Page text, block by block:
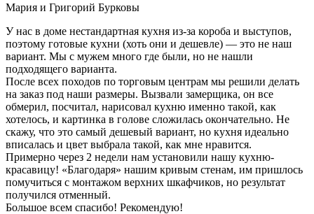
Мария и Григорий Бурковы
У нас в доме нестандартная кухня из-за короба и выступов,
поэтому готовые кухни (хоть они и дешевле) — это не наш
вариант. Мы с мужем много где были, но не нашли
подходящего варианта.
После всех походов по торговым центрам мы решили делать
на заказ под наши размеры. Вызвали замерщика, он все
обмерил, посчитал, нарисовал кухню именно такой, как
хотелось, и картинка в голове сложилась окончательно. Не
скажу, что это самый дешевый вариант, но кухня идеально
вписалась и цвет выбрала такой, как мне нравится.
Примерно через 2 недели нам установили нашу кухню-
красавицу! «Благодаря» нашим кривым стенам, им пришлось
помучиться с монтажом верхних шкафчиков, но результат
получился отменный.
Большое всем спасибо! Рекомендую!